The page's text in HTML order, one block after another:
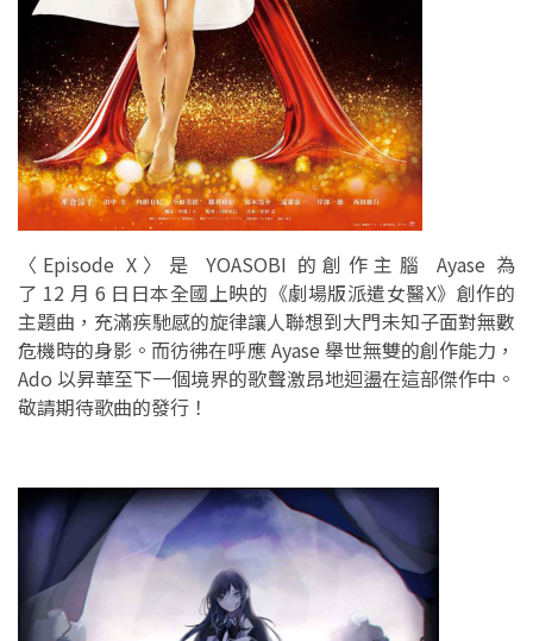
〈Episode X〉是 YOASOBI 的創作主腦 Ayase 為
了 12 月 6 日日本全國上映的《劇場版派遣女醫X》創作的
主題曲，充滿疾馳感的旋律讓人聯想到大門未知子面對無數
危機時的身影。而彷彿在呼應 Ayase 舉世無雙的創作能力，
Ado 以昇華至下一個境界的歌聲激昂地迴盪在這部傑作中。
敬請期待歌曲的發行！